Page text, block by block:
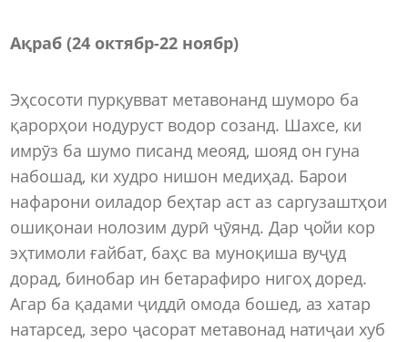
Ақраб (24 октябр-22 ноябр)
Эҳсосоти пурқувват метавонанд шуморо ба
қарорҳои нодуруст водор созанд. Шахсе, ки
имрӯз ба шумо писанд меояд, шояд он гуна
набошад, ки худро нишон медиҳад. Барои
нафарони оиладор беҳтар аст аз саргузаштҳои
ошиқонаи нолозим дурӣ ҷӯянд. Дар ҷойи кор
эҳтимоли ғайбат, баҳс ва муноқиша вуҷуд
дорад, бинобар ин бетарафиро нигоҳ доред.
Агар ба қадами ҷиддӣ омода бошед, аз хатар
натарсед, зеро ҷасорат метавонад натиҷаи хуб